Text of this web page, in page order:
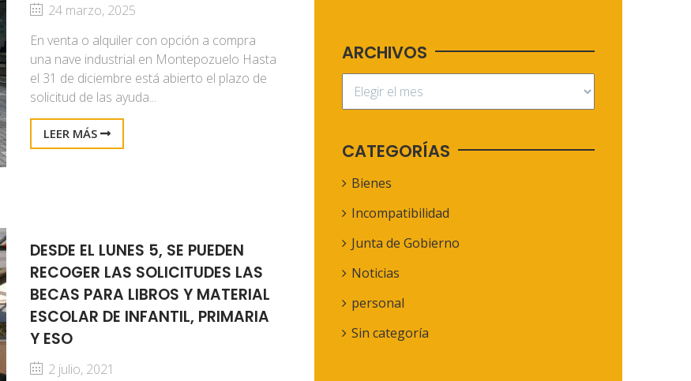
24 marzo, 2025
En venta o alquiler con opción a compra
una nave industrial en Montepozuelo Hasta
el 31 de diciembre está abierto el plazo de
solicitud de las ayuda...
LEER MÁS
DESDE EL LUNES 5, SE PUEDEN
RECOGER LAS SOLICITUDES LAS
BECAS PARA LIBROS Y MATERIAL
ESCOLAR DE INFANTIL, PRIMARIA
Y ESO
2 julio, 2021
ARCHIVOS
CATEGORÍAS
Bienes
Incompatibilidad
Junta de Gobierno
Noticias
personal
Sin categoría